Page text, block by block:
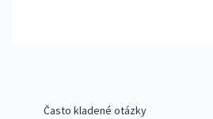
Často kladené otázky